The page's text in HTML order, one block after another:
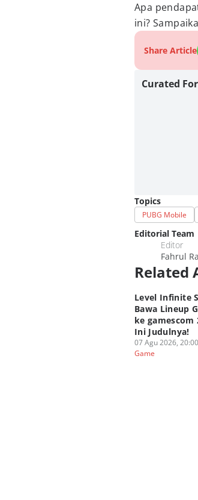
Apa
ini?
Share Article
Curated
Topics
PUBG Mobile
Editorial Team
Editor
Fahrul
Related
Level Infinite
Bawa Lineup
ke gamescom
Ini Judulnya!
07 Agu 2026,
Game